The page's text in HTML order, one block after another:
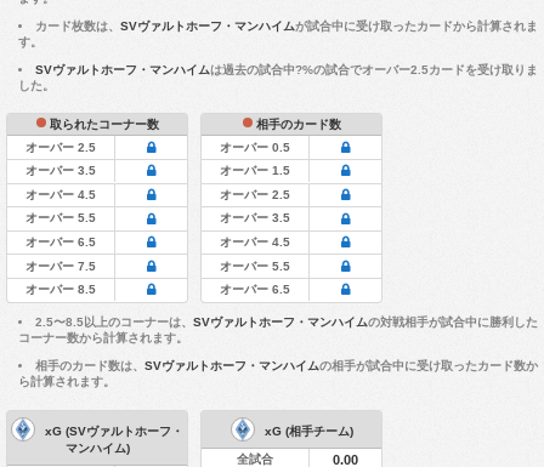
カード枚数は、 SVヴァルトホーフ・マンハイムが試合中に受け取ったカードから計算されま
す。
SVヴァルトホーフ・マンハイムは過去の試合中?%の試合でオーバー2.5カードを受け取りま
した。
取られたコーナー数
オーバー 2.5
オーバー 3.5
オーバー 4.5
オーバー 5.5
オーバー 6.5
オーバー 7.5
オーバー 8.5
相手のカード数
オーバー 0.5
オーバー 1.5
オーバー 2.5
オーバー 3.5
オーバー 4.5
オーバー 5.5
オーバー 6.5
2.5〜8.5以上のコーナーは、 SVヴァルトホーフ・マンハイムの対戦相手が試合中に勝利した
コーナー数から計算されます。
相手のカード数は、 SVヴァルトホーフ・マンハイムの相手が試合中に受け取ったカード数か
ら計算されます。
xG (SVヴァルトホーフ・
マンハイム)
xG (相手チーム)
全試合 0.00